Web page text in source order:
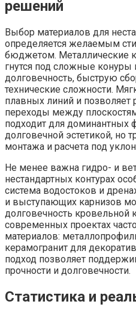
решений
Выбор материалов для
определяется желаемым
бюджетом. Металлические
гнутся под сложные конуры
долговечность, быструю
технические сложности.
плавных линий и позволяет
переходы между
подходит для доминантных
долговечной эстетикой, но
монтажа и расчета под
Не менее важна гидро- и
нестандартных контурах
система водостоков и
и выступающих карнизов
долговечность кровельной
современных проектах
материалов:
керамогранит для
подход позволяет
прочности и долговечности.
Статистика и